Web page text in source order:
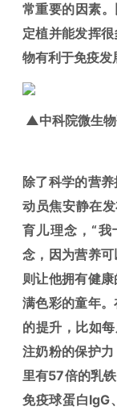
常重要的因素
定植并能发挥
物有利于免疫发
▲中科院微生物
除了科学的营养
动员焦安静在
育儿理念， “我
念，因为营养
则让他拥有健
满色彩的童年
的提升，比如
注奶粉的保护
里有57倍的乳
免疫球蛋白IgG